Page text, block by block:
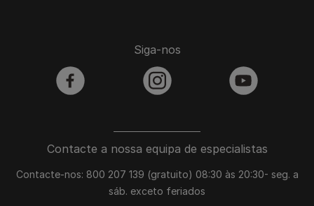
Contacte a nossa equipa de especialistas
Contacte-nos: 800 207 139 (gratuito) 08:30 às 20:30- seg. a
sáb. exceto feriados
Siga-nos
facebook instagram youtube